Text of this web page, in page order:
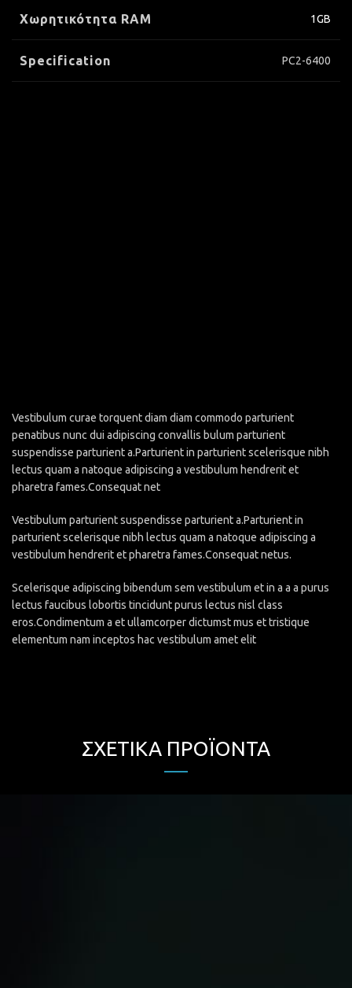
Xωρητικότητα RAM 1GB
Specification PC2-6400
Vestibulum curae torquent diam diam commodo parturient
penatibus nunc dui adipiscing convallis bulum parturient
suspendisse parturient a.Parturient in parturient scelerisque nibh
lectus quam a natoque adipiscing a vestibulum hendrerit et
pharetra fames.Consequat net
Vestibulum parturient suspendisse parturient a.Parturient in
parturient scelerisque nibh lectus quam a natoque adipiscing a
vestibulum hendrerit et pharetra fames.Consequat netus.
Scelerisque adipiscing bibendum sem vestibulum et in a a a purus
lectus faucibus lobortis tincidunt purus lectus nisl class
eros.Condimentum a et ullamcorper dictumst mus et tristique
elementum nam inceptos hac vestibulum amet elit
ΣΧΕΤΙΚΆ ΠΡΟΪΌΝΤΑ